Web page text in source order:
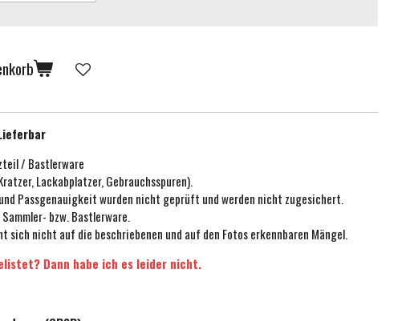
/ Bastlerware
Lackabplatzer, Gebrauchsspuren).
Passgenauigkeit wurden nicht geprüft und werden nicht zugesichert.
bzw. Bastlerware.
sich nicht auf die beschriebenen und auf den Fotos erkennbaren Mängel.
Dann habe ich es leider nicht.